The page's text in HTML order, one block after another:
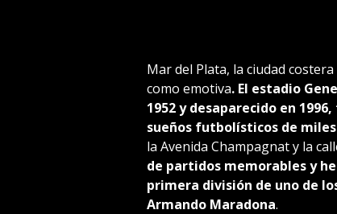
Mar del Plata, la ciudad
como emotiva. El estadio
1952 y desaparecido en
sueños futbolísticos de
la Avenida Champagnat y la
de partidos memorables y
primera división de uno de
Armando Maradona.